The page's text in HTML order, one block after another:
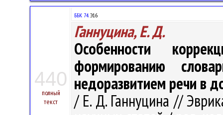
440
полный
текст
ББК 74.Э16
Ганнуцина, Е. Д.
Особенности
формированию
недоразвитием речи в
/ Е. Д. Ганнуцина //